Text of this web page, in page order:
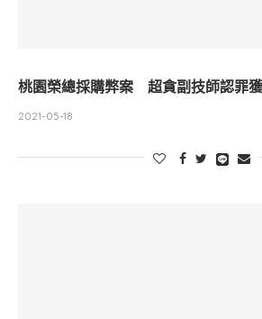
桃園榮總採購弊案 超貪副技師認罪
2021-05-18